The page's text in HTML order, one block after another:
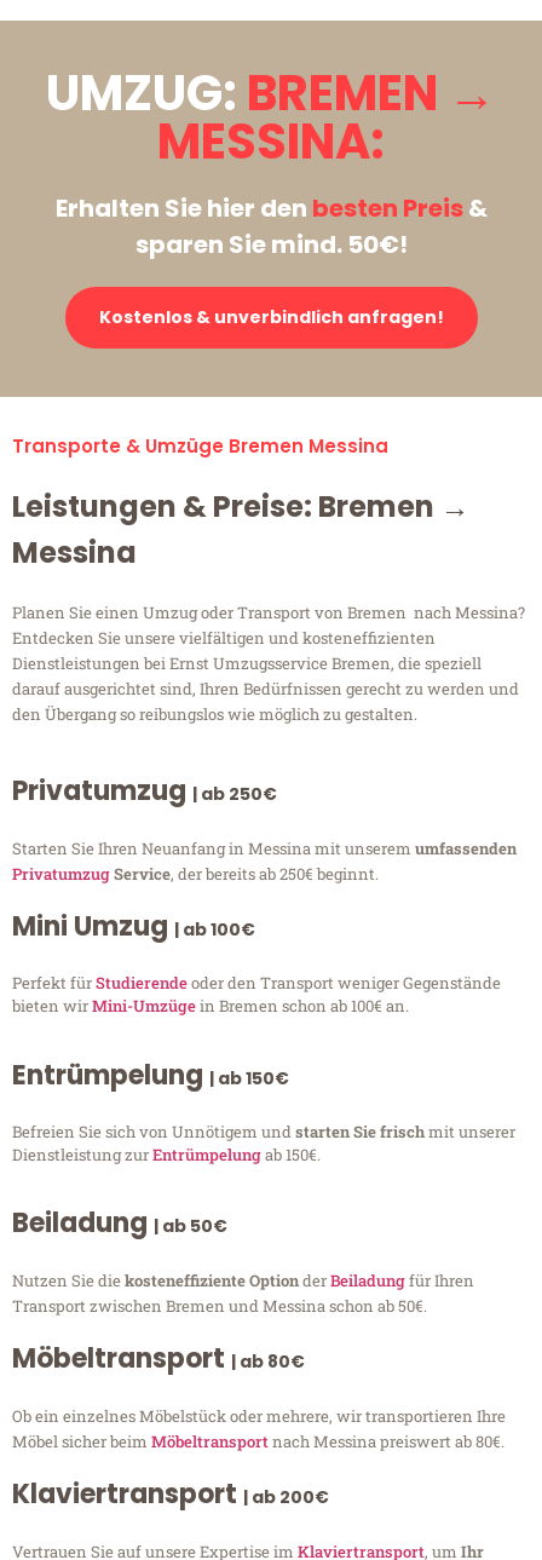
UMZUG: BREMEN →
MESSINA:
Erhalten Sie hier den besten Preis&
sparen Sie mind. 50€!
Kostenlos & unverbindlich anfragen!
Transporte & Umzüge Bremen Messina
Leistungen & Preise: Bremen →
Messina
Planen Sie einen Umzug oder Transport von Bremen nach Messina?
Entdecken Sie unsere vielfältigen und kosteneffizienten
Dienstleistungen bei Ernst Umzugsservice Bremen, die speziell
darauf ausgerichtet sind, Ihren Bedürfnissen gerecht zu werden und
den Übergang so reibungslos wie möglich zu gestalten.
Privatumzug | ab 250€
Starten Sie Ihren Neuanfang in Messina mit unserem umfassenden
PrivatumzugService, der bereits ab 250€ beginnt.
Mini Umzug | ab 100€
Perfekt fürStudierendeoder den Transport weniger Gegenstände
bieten wirMini-Umzügein Bremen schon ab 100€ an.
Entrümpelung | ab 150€
Befreien Sie sich von Unnötigem undstarten Sie frischmit unserer
Dienstleistung zurEntrümpelungab 150€.
Beiladung | ab 50€
Nutzen Sie diekosteneffiziente OptionderBeiladungfür Ihren
Transport zwischen Bremen und Messina schon ab 50€.
Möbeltransport | ab 80€
Ob ein einzelnes Möbelstück oder mehrere, wir transportieren Ihre
Möbel sicher beim Möbeltransportnach Messina preiswert ab 80€.
Klaviertransport | ab 200€
Vertrauen Sie auf unsere Expertise im Klaviertransport, um Ihr